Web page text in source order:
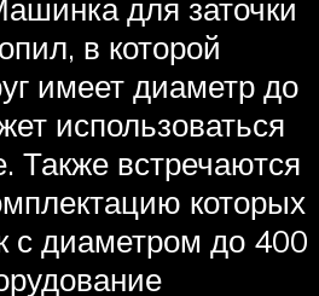
для заточки
в которой
имеет диаметр до
использоваться
Также встречаются
которых
с диаметром до 400